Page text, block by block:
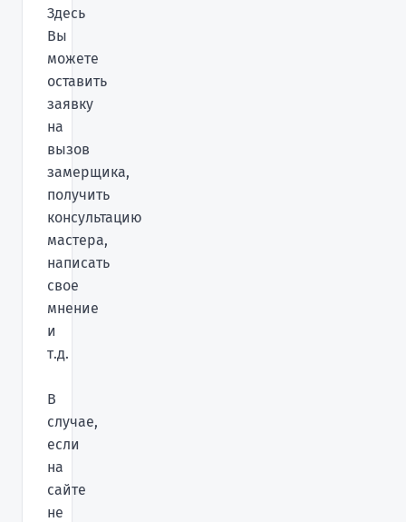
Здесь
Вы
можете
оставить
заявку
на
вызов
замерщика,
получить
консультацию
мастера,
написать
свое
мнение
и
т.д.
В
случае,
если
на
сайте
не